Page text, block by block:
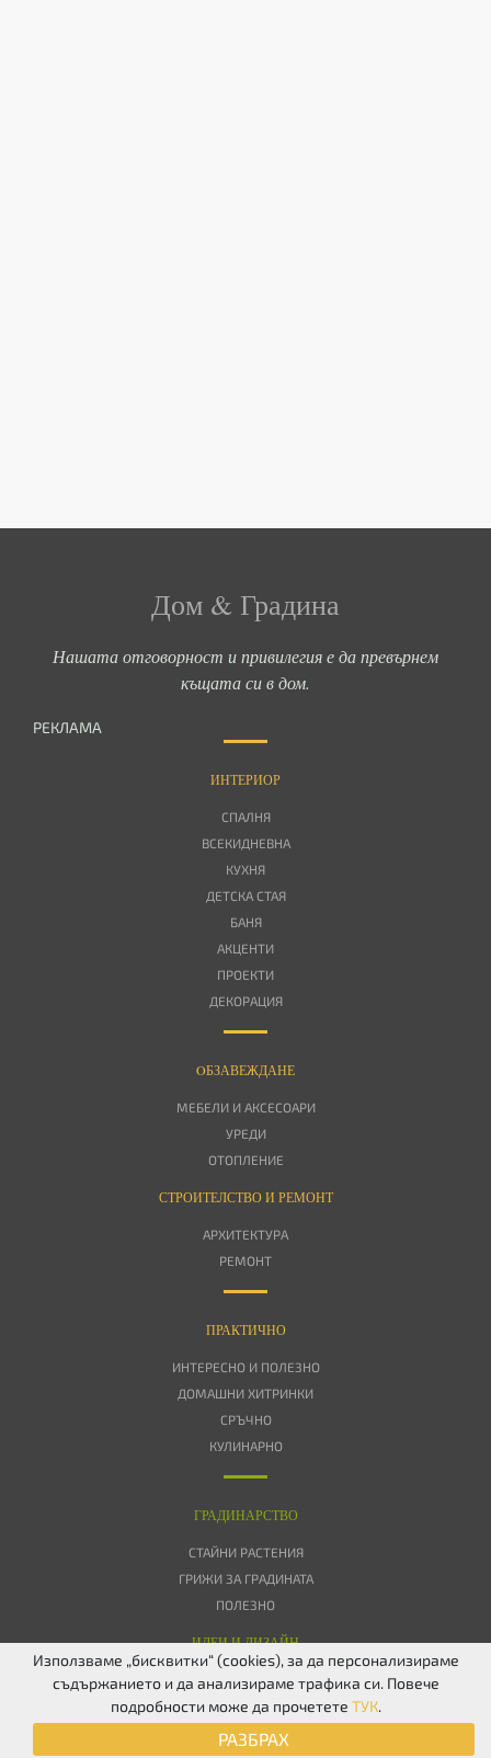
Дом & Градина
Нашата отговорност и привилегия е да превърнем
къщата си в дом.
РЕКЛАМА
ИНТЕРИОР
СПАЛНЯ
ВСЕКИДНЕВНА
КУХНЯ
ДЕТСКА СТАЯ
БАНЯ
АКЦЕНТИ
ПРОЕКТИ
ДЕКОРАЦИЯ
OБЗАВЕЖДАНЕ
МЕБЕЛИ И АКСЕСОАРИ
УРЕДИ
ОТОПЛЕНИЕ
СТРОИТЕЛСТВО И РЕМОНТ
АРХИТЕКТУРА
РЕМОНТ
ПРАКТИЧНО
ИНТЕРЕСНО И ПОЛЕЗНО
ДОМАШНИ ХИТРИНКИ
СРЪЧНО
КУЛИНАРНО
ГРАДИНАРСТВО
СТАЙНИ РАСТЕНИЯ
ГРИЖИ ЗА ГРАДИНАТА
ПОЛЕЗНО
ИДЕИ И ДИЗАЙН
ПОВЕРИТЕЛНОСТ БИСКВИТКИ КОНТАКТИ
TWITTER
© 2026 Дом & Градина. Всички права запазени.
Използваме „бисквитки“ (cookies), за да персонализираме
съдържанието и да анализираме трафика си. Повече
подробности може да прочетете ТУК.
РАЗБРАХ